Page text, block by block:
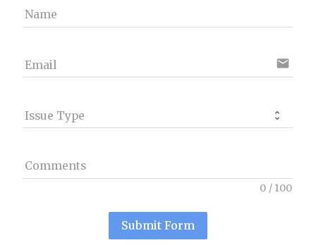
Name
Email email
Issue Type
Comments
0 / 100
Submit Form